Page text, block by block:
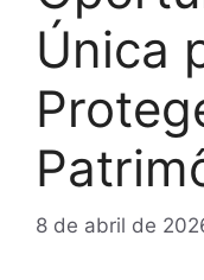
Única
8 de abril de